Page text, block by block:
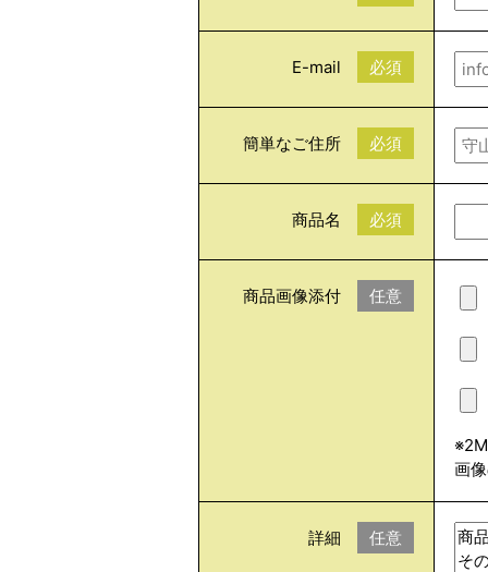
E-mail 必須
簡単なご住所 必須
商品名 必須
商品画像添付 任意
画
詳細 任意